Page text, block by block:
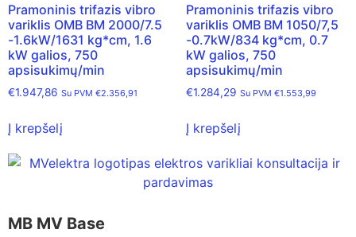
Pramoninis trifazis vibro
variklis OMB BM 2000/7.5
-1.6kW/1631 kg*cm, 1.6
kW galios, 750
apsisukimų/min
€1.947,86 Su PVM €2.356,91
Į krepšelį
Pramoninis trifazis vibro
variklis OMB BM 1050/7,5
-0.7kW/834 kg*cm, 0.7
kW galios, 750
apsisukimų/min
€1.284,29 Su PVM €1.553,99
Į krepšelį
MB MV Base